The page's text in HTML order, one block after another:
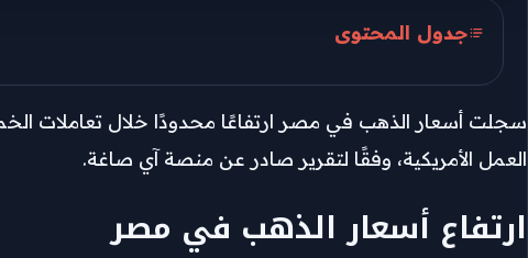
جدول المحتوى
سيناريوهات الذهب العالمية: 4500 دولار مفترق طرق
تراجع الفجوة السعرية في السوق المصرية
استقرار الدولار يدعم توازن السوق
العمل الأمريكية، وفقًا لتقرير صادر عن منصة آي صاغة.
ارتفاع أسعار الذهب في مصر